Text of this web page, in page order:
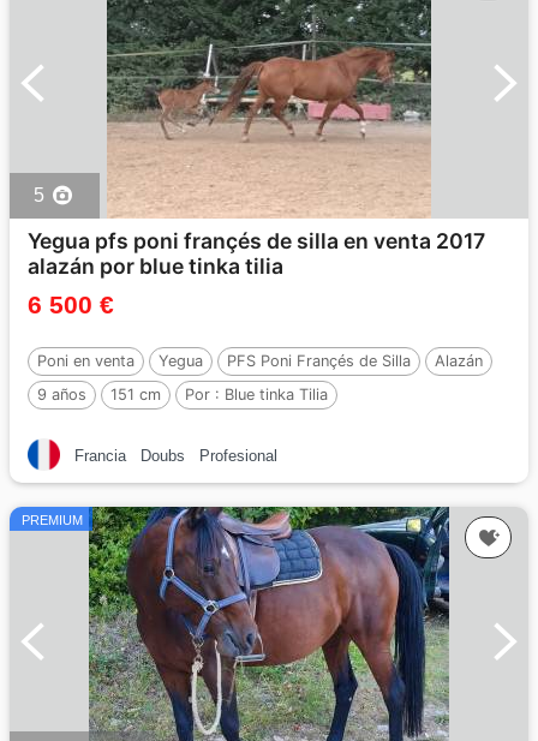
5
Yegua pfs poni françés de silla en venta 2017
alazán por blue tinka tilia
6 500 €
Poni en venta Yegua PFS Poni Françés de Silla
Alazán
9 años
151 cm Por : Blue tinka Tilia
Francia Doubs Profesional
PREMIUM